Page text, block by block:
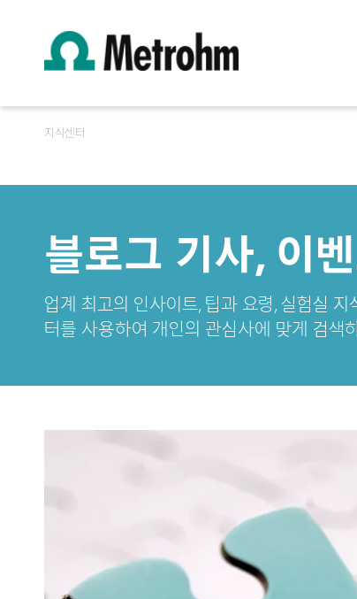
지식센터
블로그 기사, 이
업계 최고의 인사이트, 팁과 요령, 실험실
터를 사용하여 개인의 관심사에 맞게 검색